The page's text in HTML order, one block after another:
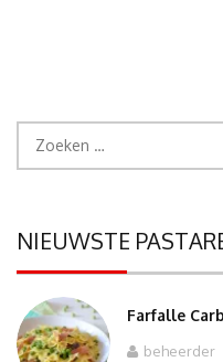
NIEUWSTE
Farfalle
beheerder